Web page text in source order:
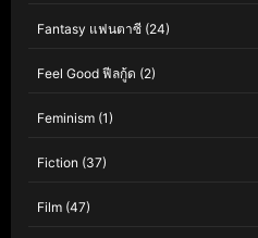
Fantasy แฟนตาซี (24)
Feel Good ฟีลกู้ด (2)
Feminism (1)
Fiction (37)
Film (47)